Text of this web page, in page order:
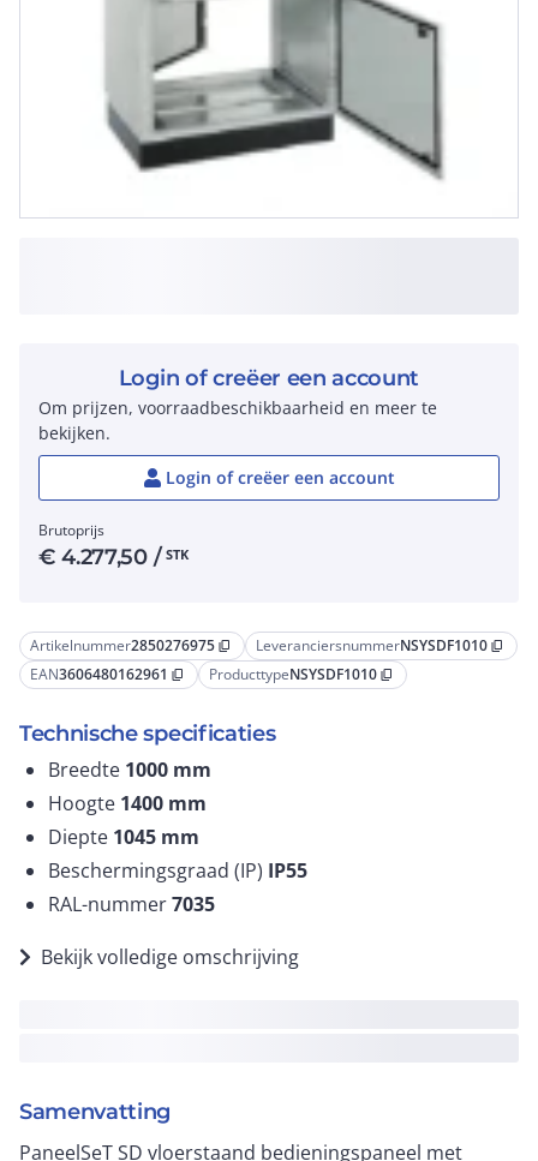
Artikelnummer2850276975 content_copy LeveranciersnummerNSYSDF1010 content_copy
EAN3606480162961 content_copy ProducttypeNSYSDF1010 content_copy
Technische specificaties
Breedte 1000 mm
Hoogte 1400 mm
Diepte 1045 mm
Beschermingsgraad (IP) IP55
RAL-nummer7035
Bekijk volledige omschrijving
Samenvatting
PaneelSeT SD vloerstaand bedieningspaneel met
Login of creëer een account
Om prijzen, voorraadbeschikbaarheid en meer te
bekijken.
Login of creëer een account
Brutoprijs
€4.277,50/ STK